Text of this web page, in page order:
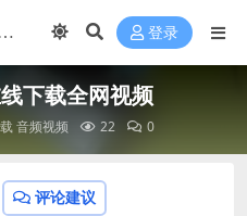
登录
下载全网视频
音频视频 22 0
评论建议